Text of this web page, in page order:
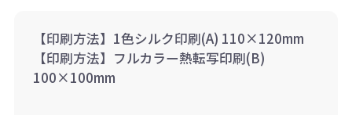
【印刷方法】1色シルク印刷(A) 110×120mm
【印刷方法】フルカラー熱転写印刷(B)
100×100mm